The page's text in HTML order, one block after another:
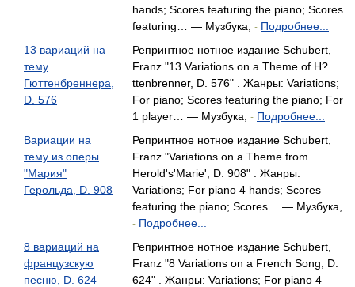
hands; Scores featuring the piano; Scores
featuring… — Музбука,
- Подробнее...
13 вариаций на
тему
Гюттенбреннера,
D. 576
Репринтное нотное издание Schubert,
Franz "13 Variations on a Theme of H?
ttenbrenner, D. 576" . Жанры: Variations;
For piano; Scores featuring the piano; For
1 player… — Музбука,
- Подробнее...
Вариации на
тему из оперы
"Мария"
Герольда, D. 908
Репринтное нотное издание Schubert,
Franz "Variations on a Theme from
Herold's'Marie', D. 908" . Жанры:
Variations; For piano 4 hands; Scores
featuring the piano; Scores… — Музбука,
- Подробнее...
8 вариаций на
французскую
песню, D. 624
Репринтное нотное издание Schubert,
Franz "8 Variations on a French Song, D.
624" . Жанры: Variations; For piano 4